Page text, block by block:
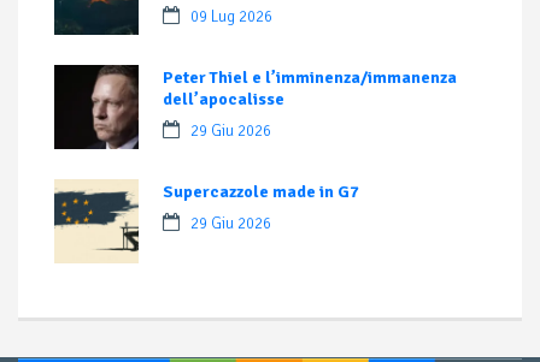
09 Lug 2026
Peter Thiel e l’imminenza/immanenza
dell’apocalisse
29 Giu 2026
Supercazzole made in G7
29 Giu 2026